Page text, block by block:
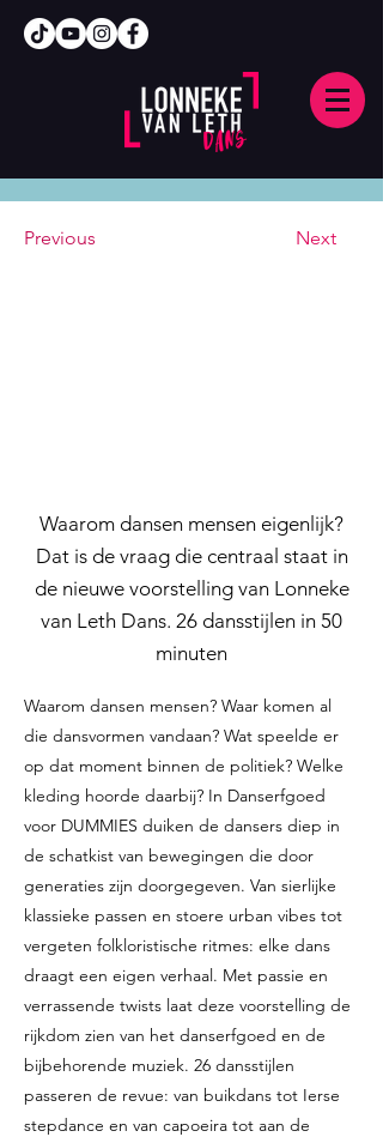
Previous Next
Waarom dansen mensen eigenlijk?
Dat is de vraag die centraal staat in
de nieuwe voorstelling van Lonneke
van Leth Dans. 26 dansstijlen in 50
minuten
Waarom dansen mensen? Waar komen al
die dansvormen vandaan? Wat speelde er
op dat moment binnen de politiek? Welke
kleding hoorde daarbij? In Danserfgoed
voor DUMMIES duiken de dansers diep in
de schatkist van bewegingen die door
generaties zijn doorgegeven. Van sierlijke
klassieke passen en stoere urban vibes tot
vergeten folkloristische ritmes: elke dans
draagt een eigen verhaal. Met passie en
verrassende twists laat deze voorstelling de
rijkdom zien van het danserfgoed en de
bijbehorende muziek. 26 dansstijlen
passeren de revue: van buikdans tot Ierse
stepdance en van capoeira tot aan de